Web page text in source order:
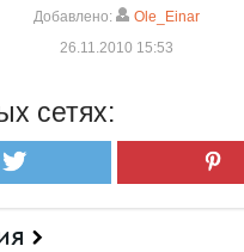
Добавлено:
Ole_Einar
26.11.2010 15:53
сетях: